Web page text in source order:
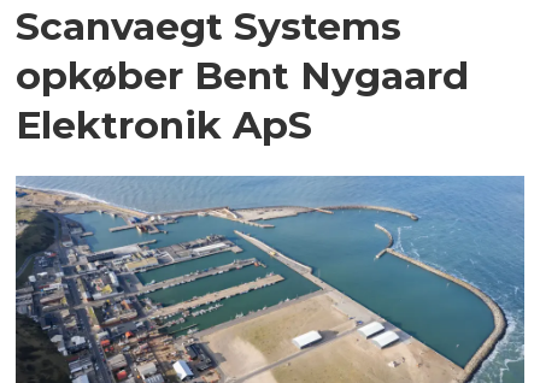
Scanvaegt Systems
opkøber Bent Nygaard
Elektronik ApS